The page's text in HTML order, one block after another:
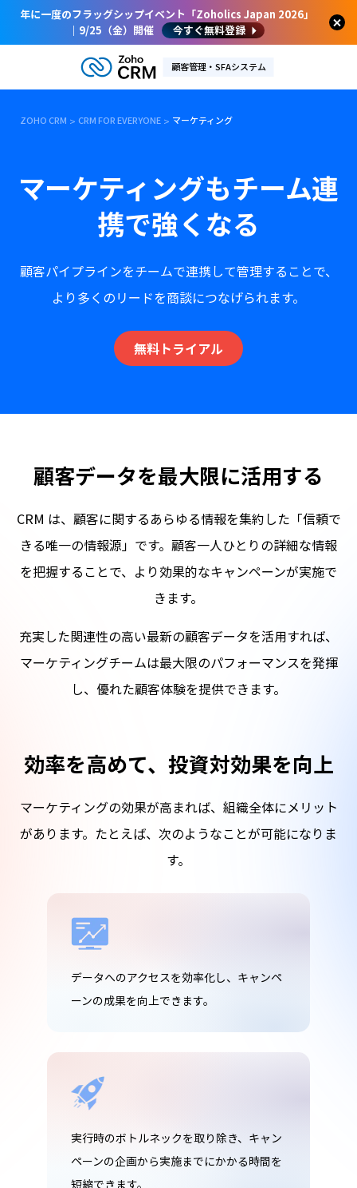
年に一度のフラッグシップイベント「Zoholics Japan 2026」
｜9/25（金）開催
今すぐ無料登録
顧客管理・SFAシステム
ZOHO CRM CRM FOR EVERYONE マーケティング
マーケティングもチーム連
携で強くなる
顧客パイプラインをチームで連携して管理することで、
より多くのリードを商談につなげられます。
無料トライアル
顧客データを最大限に活用する
CRM は、顧客に関するあらゆる情報を集約した「信頼で
きる唯一の情報源」です。顧客一人ひとりの詳細な情報
を把握することで、より効果的なキャンペーンが実施で
きます。
充実した関連性の高い最新の顧客データを活用すれば、
マーケティングチームは最大限のパフォーマンスを発揮
し、優れた顧客体験を提供できます。
効率を高めて、投資対効果を向上
マーケティングの効果が高まれば、組織全体にメリット
があります。たとえば、次のようなことが可能になりま
す。
データへのアクセスを効率化し、キャンペ
ーンの成果を向上できます。
実行時のボトルネックを取り除き、キャン
ペーンの企画から実施までにかかる時間を
短縮できます。